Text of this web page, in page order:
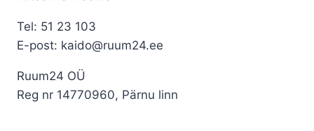
Tel: 51 23 103
E-post: kaido@ruum24.ee
Ruum24 OÜ
Reg nr 14770960, Pärnu linn